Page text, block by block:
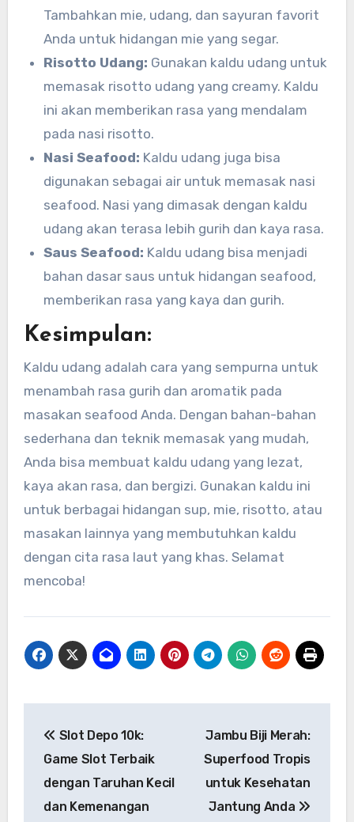
Tambahkan mie, udang, dan sayuran favorit
Anda untuk hidangan mie yang segar.
Risotto Udang: Gunakan kaldu udang untuk
memasak risotto udang yang creamy. Kaldu
ini akan memberikan rasa yang mendalam
pada nasi risotto.
Nasi Seafood: Kaldu udang juga bisa
digunakan sebagai air untuk memasak nasi
seafood. Nasi yang dimasak dengan kaldu
udang akan terasa lebih gurih dan kaya rasa.
Saus Seafood: Kaldu udang bisa menjadi
bahan dasar saus untuk hidangan seafood,
memberikan rasa yang kaya dan gurih.
Kesimpulan:
Kaldu udang adalah cara yang sempurna untuk
menambah rasa gurih dan aromatik pada
masakan seafood Anda. Dengan bahan-bahan
sederhana dan teknik memasak yang mudah,
Anda bisa membuat kaldu udang yang lezat,
kaya akan rasa, dan bergizi. Gunakan kaldu ini
untuk berbagai hidangan sup, mie, risotto, atau
masakan lainnya yang membutuhkan kaldu
dengan cita rasa laut yang khas. Selamat
mencoba!
pos
Slot Depo 10k:
Game Slot Terbaik
dengan Taruhan Kecil
dan Kemenangan
Jambu Biji Merah:
Superfood Tropis
untuk Kesehatan
Jantung Anda